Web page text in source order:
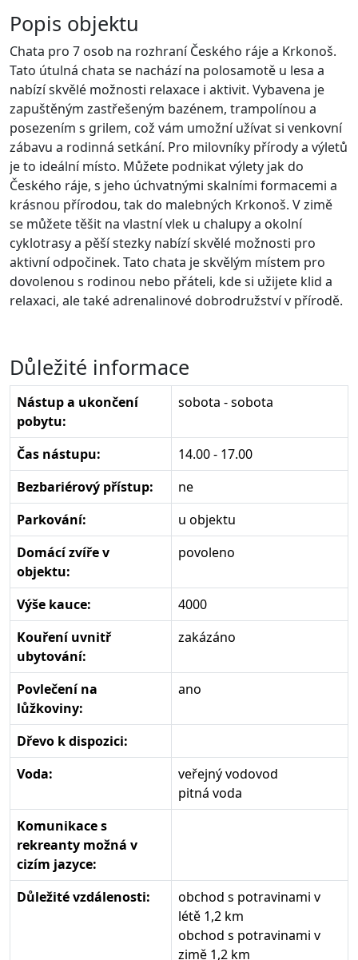
Popis objektu
Chata pro 7 osob na rozhraní Českého ráje a Krkonoš.
Tato útulná chata se nachází na polosamotě u lesa a
nabízí skvělé možnosti relaxace i aktivit. Vybavena je
zapuštěným zastřešeným bazénem, trampolínou a
posezením s grilem, což vám umožní užívat si venkovní
zábavu a rodinná setkání. Pro milovníky přírody a výletů
je to ideální místo. Můžete podnikat výlety jak do
Českého ráje, s jeho úchvatnými skalními formacemi a
krásnou přírodou, tak do malebných Krkonoš. V zimě
se můžete těšit na vlastní vlek u chalupy a okolní
cyklotrasy a pěší stezky nabízí skvělé možnosti pro
aktivní odpočinek. Tato chata je skvělým místem pro
dovolenou s rodinou nebo přáteli, kde si užijete klid a
relaxaci, ale také adrenalinové dobrodružství v přírodě.
Důležité informace
Nástup a ukončení
pobytu:
sobota - sobota
Čas nástupu:
14.00 - 17.00
Bezbariérový přístup:
ne
Parkování:
u objektu
Domácí zvíře v
objektu:
povoleno
Výše kauce:
4000
Kouření uvnitř
ubytování:
zakázáno
Povlečení na
lůžkoviny:
ano
Dřevo k dispozici:
Voda:
veřejný vodovod
pitná voda
Komunikace s
rekreanty možná v
cizím jazyce:
Důležité vzdálenosti:
obchod s potravinami v
létě 1,2 km
obchod s potravinami v
zimě 1,2 km